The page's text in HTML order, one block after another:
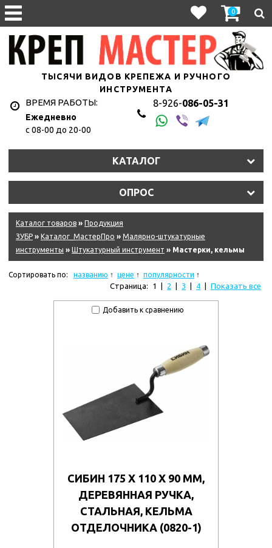
0
ТЫСЯЧИ ВИДОВ КРЕПЕЖА И РУЧНОГО
ИНСТРУМЕНТА
ВРЕМЯ РАБОТЫ:
Ежедневно
с 08-00 до 20-00
8-926-086-05-31
КАТАЛОГ
ОПРОС
Каталог товаров » Продукция
ЗУБР » Каталог_МастерПро » Малярно-штукатурные
инструменты » Штукатурный инструмент » Мастерки, кельмы
Сортировать по: названию цене популярности
Страница: 1 2 3 4 Показать все
Добавить к сравнению
СИБИН 175 Х 110 Х 90 ММ,
ДЕРЕВЯННАЯ РУЧКА,
СТАЛЬНАЯ, КЕЛЬМА
ОТДЕЛОЧНИКА (0820-1)